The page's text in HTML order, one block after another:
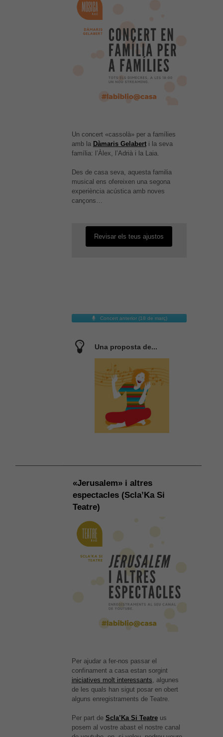
Un concert «cassolà» per a famílies
amb la Dàmaris Gelaberti la seva
família: l’Àlex, l’Adrià i la Laia.
Des de casa seva, aquesta familia
musical ens ofereixen una segona
experiència acústica amb noves
cançons…
És possible que la vostra
configuració us impedeixi veure
aquest contingut. El més probable
és que tinguis l'experiència
Revisar els teus ajustos
Concert anterior (18 de març)
Una proposta de...
«Jerusalem» i altres
espectacles (Scla’Ka Si
Teatre)
Per ajudar a fer-nos passar el
confinament a casa estan sorgint
iniciatives molt interessants , algunes
de les quals han sigut posar en obert
alguns enregistraments de Teatre.
Per part de Scla’Ka Si Teatreus
posem al vostre abast el nostre canal
Necessàries
Aquestes
cookies no
per al bon
web.
necessitem
aquestes
cookies.
Experiència
Per tal que el
nostre lloc
durant la
vostra visita.
Si rebutges
aquestes
cookies,
funcionalitat
desapareixerà
del lloc web.